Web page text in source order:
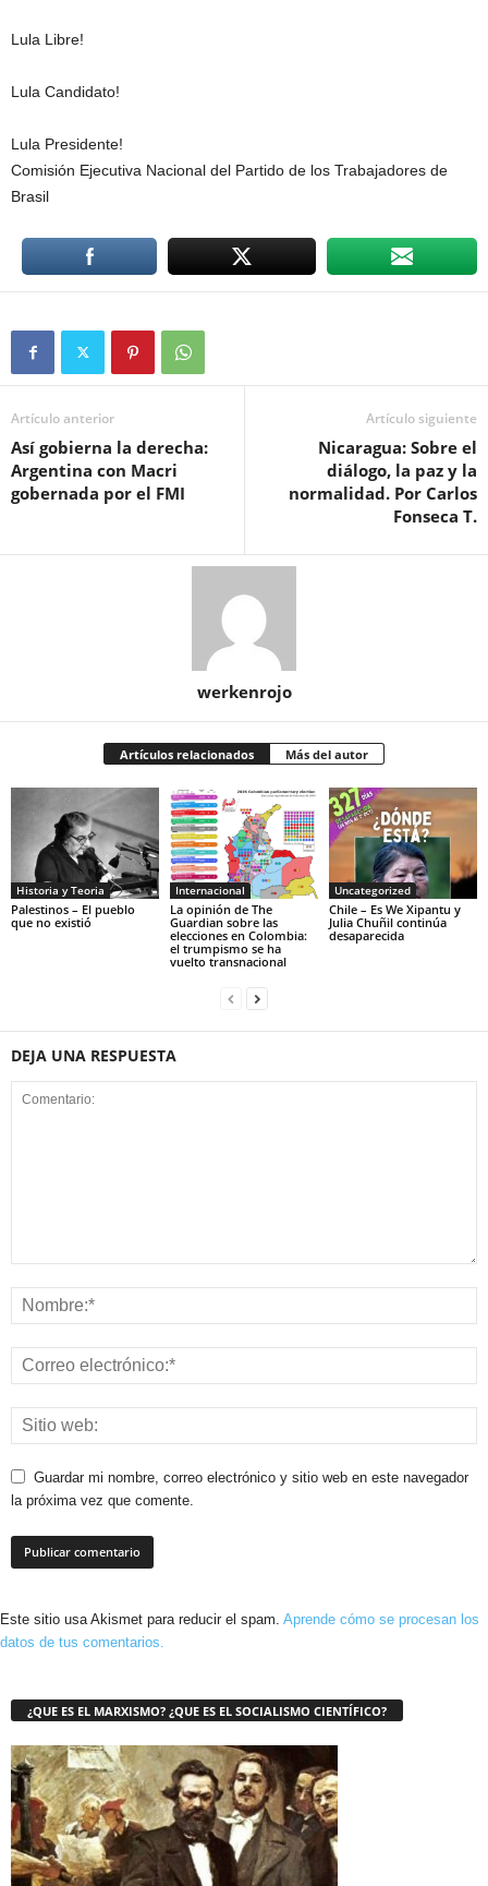
Lula Libre!
Lula Candidato!
Lula Presidente!
Comisión Ejecutiva Nacional del Partido de los Trabajadores de
Brasil
Artículo anterior
Así gobierna la derecha:
Argentina con Macri
gobernada por el FMI
Artículo siguiente
Nicaragua: Sobre el
diálogo, la paz y la
normalidad. Por Carlos
Fonseca T.
werkenrojo
Artículos relacionados Más del autor
Historia y Teoria
Palestinos – El pueblo
que no existió
Internacional
La opinión de The
Guardian sobre las
elecciones en Colombia:
el trumpismo se ha
vuelto transnacional
Uncategorized
Chile – Es We Xipantu y
Julia Chuñil continúa
desaparecida
DEJA UNA RESPUESTA
Guardar mi nombre, correo electrónico y sitio web en este navegador
la próxima vez que comente.
Este sitio usa Akismet para reducir el spam. Aprende cómo se procesan los
datos de tus comentarios.
¿QUE ES EL MARXISMO? ¿QUE ES EL SOCIALISMO CIENTÍFICO?